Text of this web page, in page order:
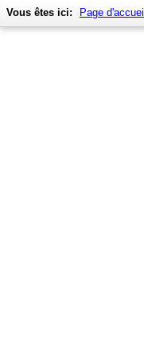
Vous êtes ici: Page d'accueil